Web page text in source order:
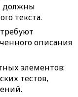
должны
текста.
описания
элементов:
тестов,